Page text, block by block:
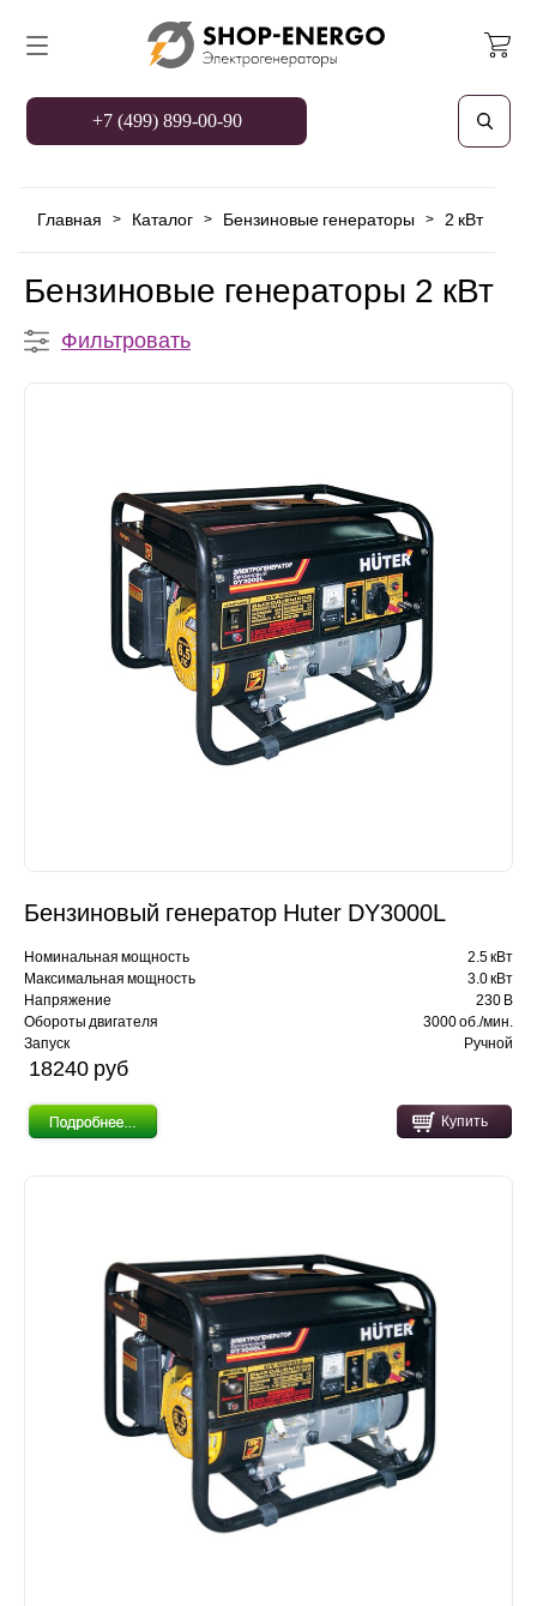
+7 (499) 899-00-90
Главная > Каталог > Бензиновые генераторы > 2 кВт
Бензиновые генераторы 2 кВт
Фильтровать
Бензиновый генератор Huter DY3000L
Номинальная мощность
2.5 кВт
Максимальная мощность
3.0 кВт
Напряжение
230 В
Обороты двигателя
3000 об./мин.
Запуск
Ручной
18240 pуб
Купить